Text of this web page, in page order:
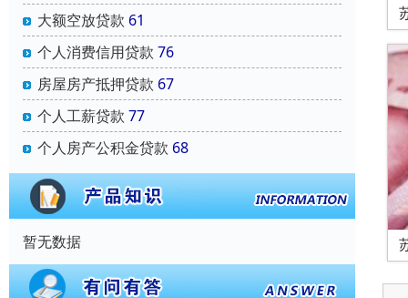
大额空放贷款 61
个人消费信用贷款 76
房屋房产抵押贷款 67
个人工薪贷款 77
个人房产公积金贷款 68
暂无数据